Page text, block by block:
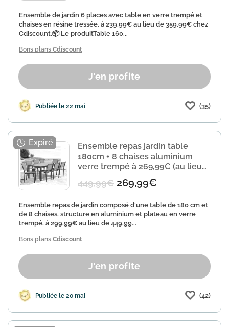
Ensemble de jardin 6 places avec table en verre trempé et
chaises en résine tressée, à 239,99€ au lieu de 359,99€ chez
Cdiscount.📦 Le produitTable 160...
Bons plans Cdiscount
J'en profite
Publiée le 22 mai (35)
Ensemble repas jardin table
180cm + 8 chaises aluminium
verre trempé à 269,99€ (au lieu
de 449,99€)
449,99€ 269,99€
Ensemble repas de jardin composé d'une table de 180 cm et
de 8 chaises, structure en aluminium et plateau en verre
trempé, à 299,99€ au lieu de 449,99...
Bons plans Cdiscount
J'en profite
Publiée le 20 mai (42)